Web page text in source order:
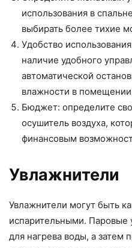
использования в
выбирать более тихие
Удобство
наличие удобного
автоматической
влажности в
Бюджет: определите
осушитель воздуха,
финансовым
Увлажнители
Увлажнители могут быть
испарительными. Паровые
для нагрева воды, а затем